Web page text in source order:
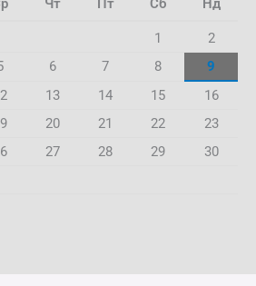
Чт Пт Сб Нд
1
2
6 7 8
9
13 14 15
16
20 21 22
23
27 28 29
30